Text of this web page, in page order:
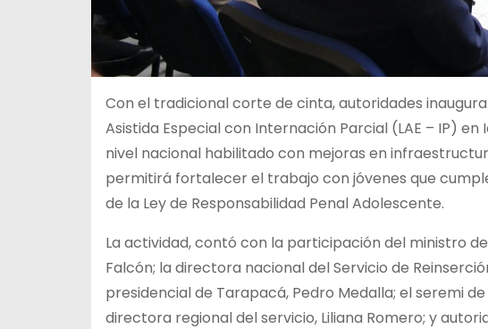
Con el tradicional corte de cinta, autoridades
Asistida Especial con Internación Parcial (LAE – IP)
nivel nacional habilitado con mejoras en
permitirá fortalecer el trabajo con jóvenes que
de la Ley de Responsabilidad Penal Adolescente.
La actividad, contó con la participación del ministro
Falcón; la directora nacional del Servicio de
presidencial de Tarapacá, Pedro Medalla; el seremi
directora regional del servicio, Liliana Romero; y